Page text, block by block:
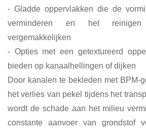
- Gladde oppervlakken die de
verminderen en het
vergemakkelijken
- Opties met een getextureerd
bieden op kanaalhellingen of dijken
Door kanalen te bekleden met BPM-
het verlies van pekel tijdens het
wordt de schade aan het milieu
constante aanvoer van grondstof